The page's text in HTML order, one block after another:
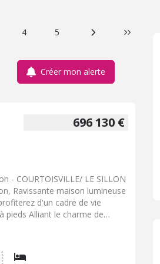
4 5 Page suivanteDernière
Créer mon alerte
696 130 €
- COURTOISVILLE/ LE SILLON
Ravissante maison lumineuse
d'un cadre de vie
pieds Alliant le charme de
et une salle d'eau avec
possibilité de garer une voiture -